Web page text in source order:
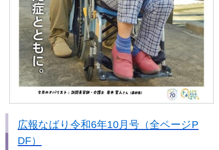
広報なばり令和6年10 月号（全ページP
DF）